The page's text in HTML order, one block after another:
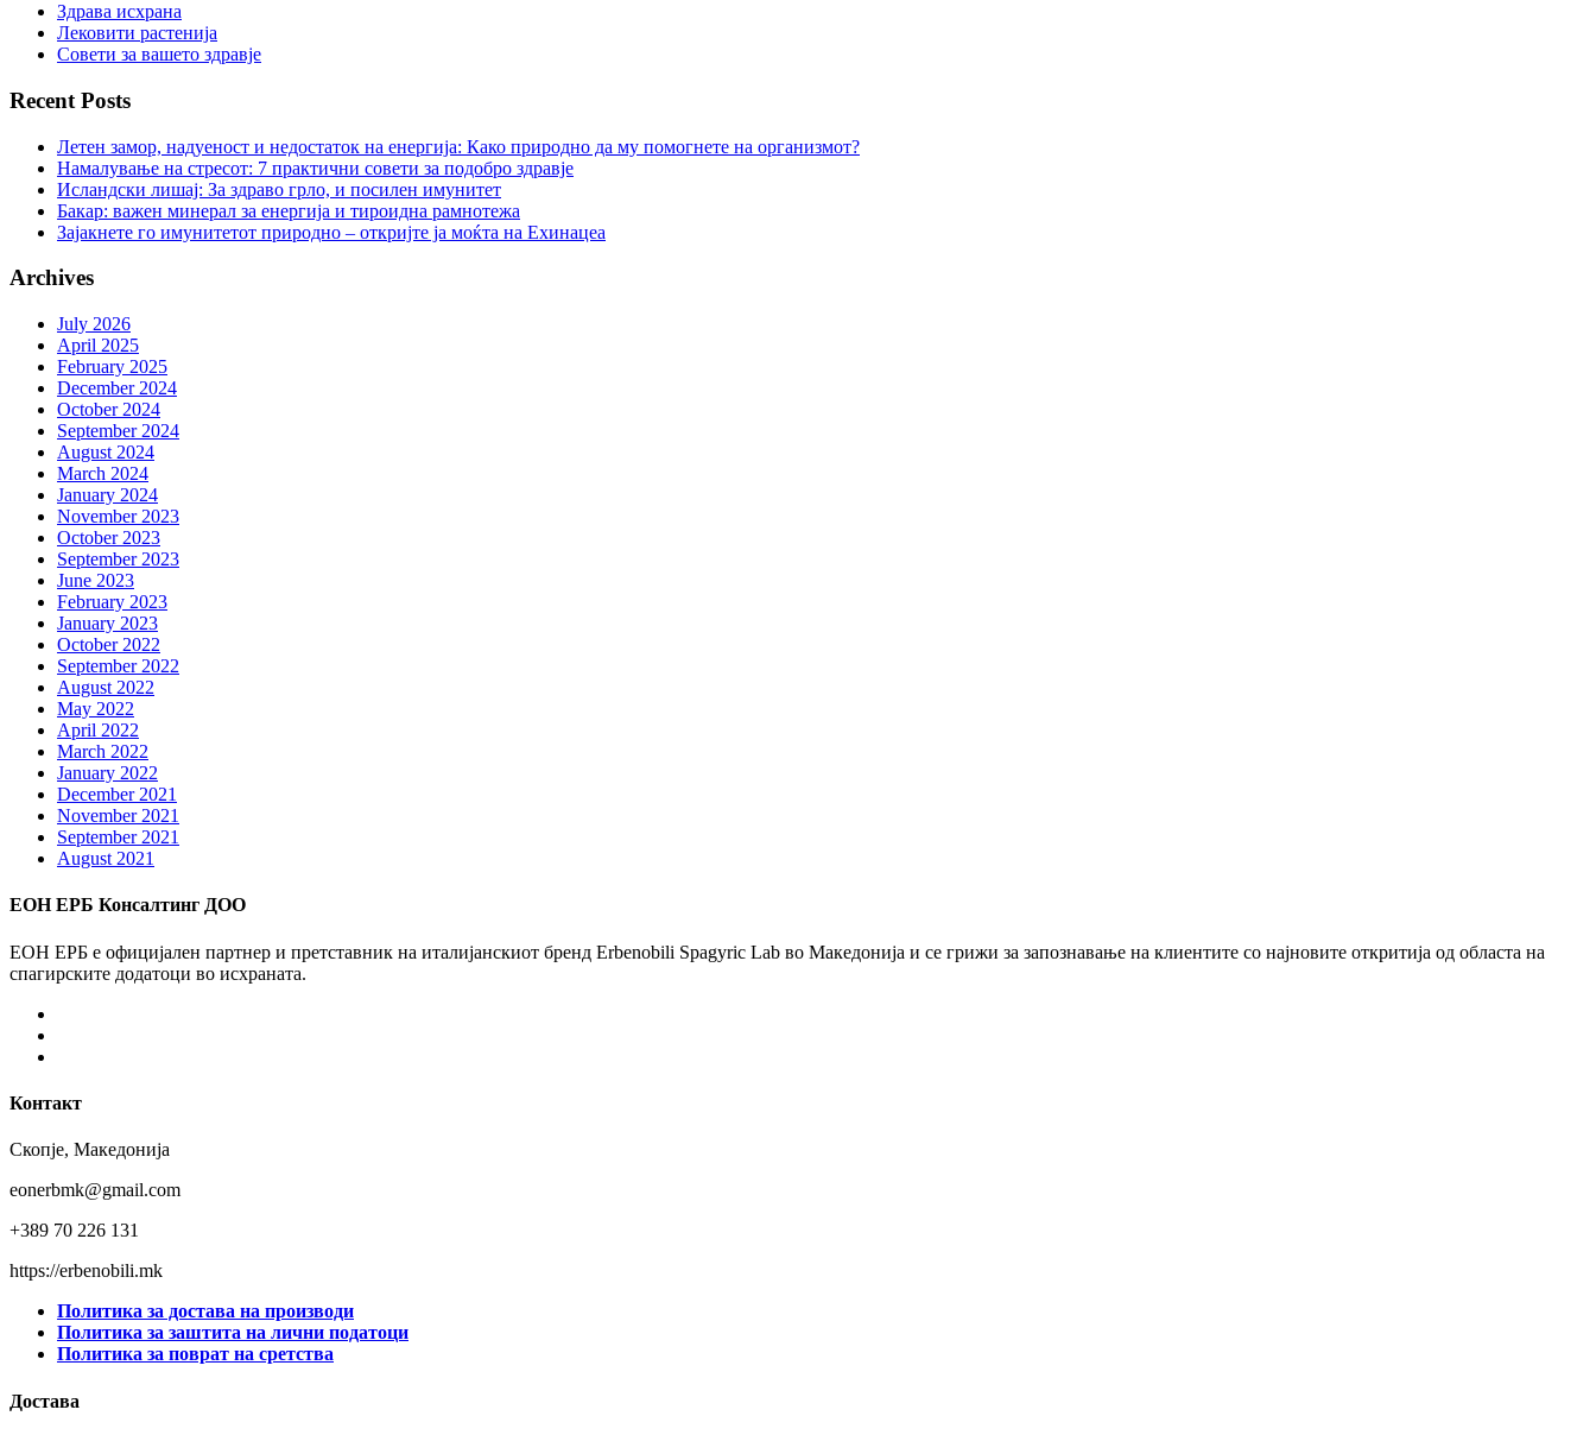
Здрава исхрана
Лековити растенија
Совети за вашето здравје
Recent Posts
Летен замор, надуеност и недостаток на енергија: Како природно да му помогнете на организмот?
Намалување на стресот: 7 практични совети за подобро здравје
Исландски лишај: За здраво грло, и посилен имунитет
Бакар: важен минерал за енергија и тироидна рамнотежа
Зајакнете го имунитетот природно – откријте ја моќта на Ехинацеа
Archives
July 2026
April 2025
February 2025
December 2024
October 2024
September 2024
August 2024
March 2024
January 2024
November 2023
October 2023
September 2023
June 2023
February 2023
January 2023
October 2022
September 2022
August 2022
May 2022
April 2022
March 2022
January 2022
December 2021
November 2021
September 2021
August 2021
ЕОН ЕРБ Консалтинг ДОО
ЕОН ЕРБ е официјален партнер и претставник на италијанскиот бренд Erbenobili Spagyric Lab во Македонија и се грижи за запознавање на клиентите со најновите откритија од областа на
спагирските додатоци во исхраната.
Контакт
Скопје, Македонија
eonerbmk@gmail.com
+389 70 226 131
https://erbenobili.mk
Политика за достава на производи
Политика за заштита на лични податоци
Политика за поврат на сретства
Достава